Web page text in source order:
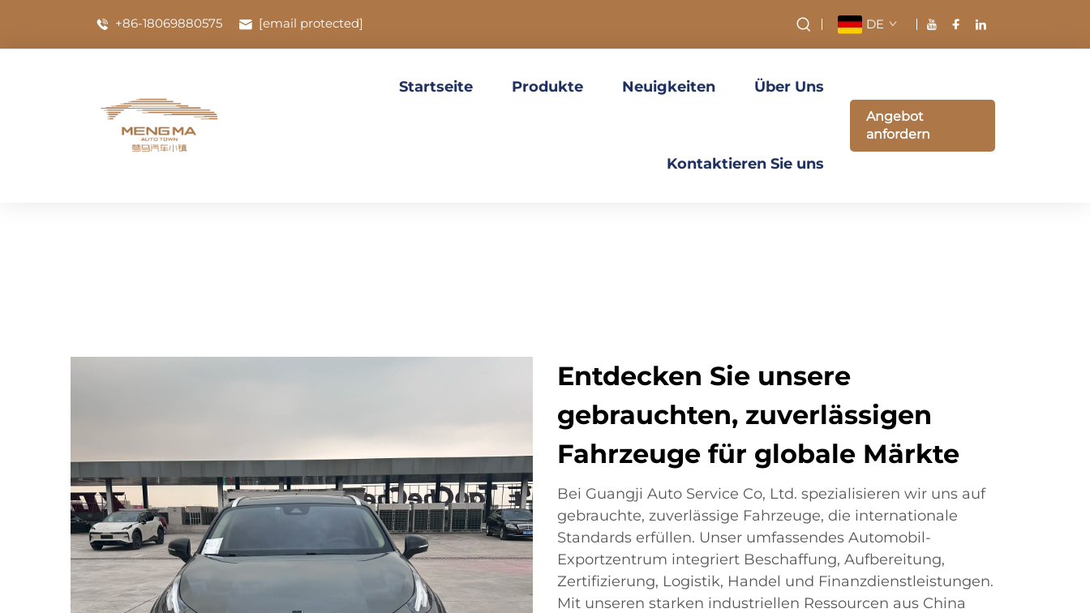
+86-18069880575 [email protected] DE
Startseite Produkte Neuigkeiten Über Uns
Kontaktieren Sie uns
Angebot
anfordern
Entdecken Sie unsere
gebrauchten, zuverlässigen
Fahrzeuge für globale Märkte
Bei Guangji Auto Service Co, Ltd. spezialisieren wir uns auf
gebrauchte, zuverlässige Fahrzeuge, die internationale
Standards erfüllen. Unser umfassendes Automobil-
Exportzentrum integriert Beschaffung, Aufbereitung,
Zertifizierung, Logistik, Handel und Finanzdienstleistungen.
Mit unseren starken industriellen Ressourcen aus China